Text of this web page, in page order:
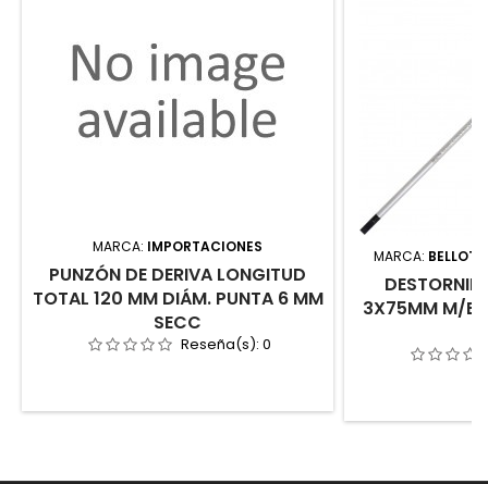
MARCA: IMPORTACIONES
PUNZÓN DE DERIVA LONGITUD
TOTAL 120 MM DIÁM. PUNTA 6 MM
SECC
Reseña(s): 0
MARCA:
3X75MM M/